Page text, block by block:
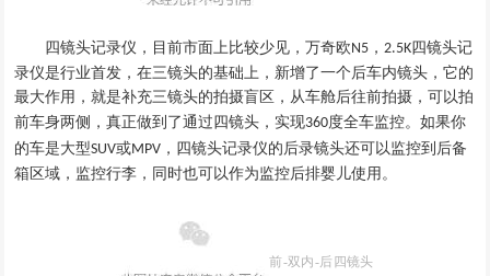
四镜头记录仪 ， 目前市面上比较少见 ，万奇欧N5，2.5K四镜头记
录仪是行业首发 ，在三镜头的基础上 ， 新增了一个后车内镜头 ，它的
最大作用 ，就是补充三镜头的拍摄盲区 ， 从车舱后往前拍摄 ，可以拍
前车身两侧 ，真正做到了通过四镜头 ， 实现360度全车监控。如果你
的车是大型SUV或MPV ，四镜头记录仪的后录镜头还可以监控到后备
箱区域， 监控行李， 同时也可以作为监控后排婴儿使用 。
前-双内-后 四镜头